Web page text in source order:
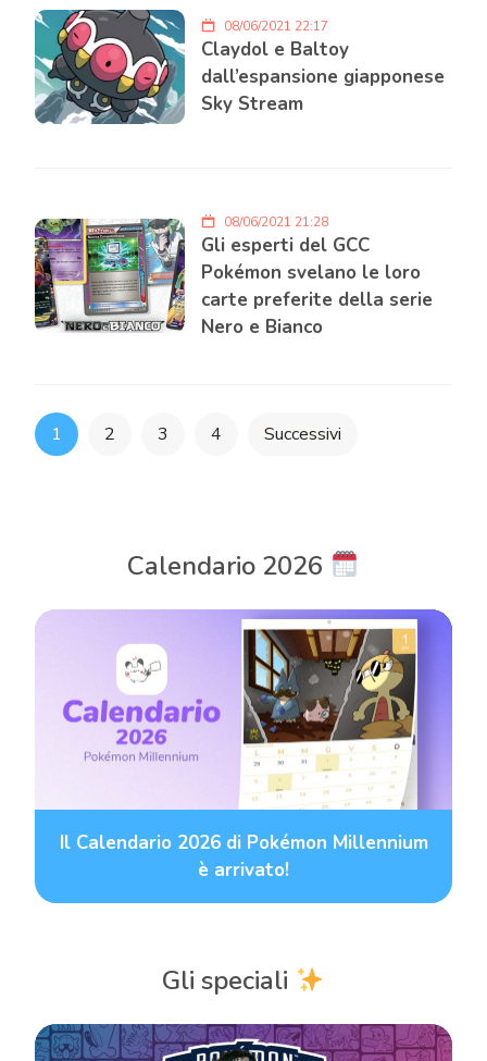
08/06/2021 22:17
Claydol e Baltoy
dall’espansione giapponese
Sky Stream
08/06/2021 21:28
Gli esperti del GCC
Pokémon svelano le loro
carte preferite della serie
Nero e Bianco
Paginazione
1 2 3 4 Successivi
Calendario 2026
Il Calendario 2026 di Pokémon Millennium
è arrivato!
Gli speciali